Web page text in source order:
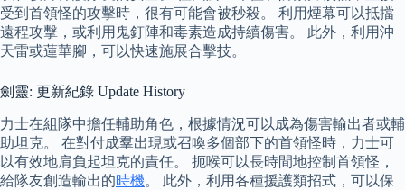
受到首領怪的攻擊時，很有可能會被秒殺。 利用煙幕可以抵擋
遠程攻擊，或利用鬼釘陣和毒素造成持續傷害。 此外，利用沖
天雷或蓮華腳，可以快速施展合擊技。
劍靈: 更新紀錄 Update History
力士在組隊中擔任輔助角色，根據情況可以成為傷害輸出者或輔
助坦克。 在對付成羣出現或召喚多個部下的首領怪時，力士可
以有效地肩負起坦克的責任。 扼喉可以長時間地控制首領怪，
給隊友創造輸出的時機。 此外，利用各種援護類招式，可以保